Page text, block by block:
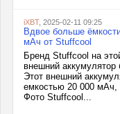
iXBT, 2025-02-11 09:25
Вдвое больше
мАч от Stuffcool
Бренд Stuffcool на
внешний аккумулятор
Этот внешний
емкостью 20 000 мАч,
Фото Stuffcool...